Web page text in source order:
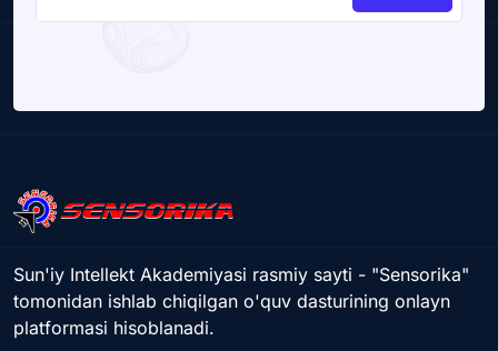
Sun'iy Intellekt Akademiyasi rasmiy sayti - "Sensorika"
tomonidan ishlab chiqilgan o'quv dasturining onlayn
platformasi hisoblanadi.